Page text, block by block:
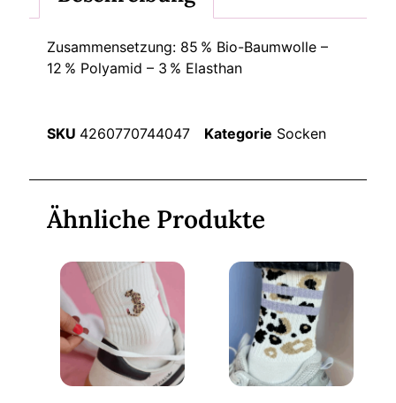
Zusammensetzung: 85 % Bio-Baumwolle –
12 % Polyamid – 3 % Elasthan
SKU 4260770744047 Kategorie Socken
Ähnliche Produkte